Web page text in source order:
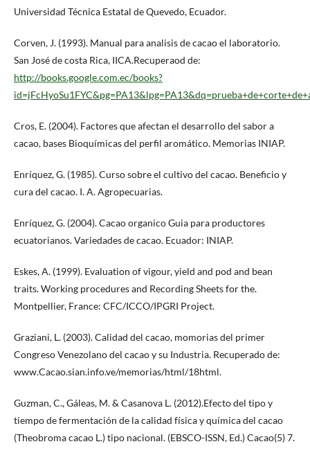
Universidad Técnica Estatal de Quevedo, Ecuador.
Corven, J. (1993). Manual para analisis de cacao el laboratorio.
San José de costa Rica, IICA.Recuperaod de:
http://books.google.com.ec/books?
Cros, E. (2004). Factores que afectan el desarrollo del sabor a
cacao, bases Bioquímicas del perfil aromático. Memorias INIAP.
Enríquez, G. (1985). Curso sobre el cultivo del cacao. Beneficio y
cura del cacao. I. A. Agropecuarias.
Enríquez, G. (2004). Cacao organico Guia para productores
ecuatorianos. Variedades de cacao. Ecuador: INIAP.
Eskes, A. (1999). Evaluation of vigour, yield and pod and bean
traits. Working procedures and Recording Sheets for the.
Montpellier, France: CFC/ICCO/IPGRI Project.
Graziani, L. (2003). Calidad del cacao, momorias del primer
Congreso Venezolano del cacao y su Industria. Recuperado de:
www.Cacao.sian.info.ve/memorias/html/18html.
Guzman, C., Gáleas, M. & Casanova L. (2012).Efecto del tipo y
tiempo de fermentación de la calidad física y química del cacao
(Theobroma cacao L.) tipo nacional. (EBSCO-ISSN, Ed.) Cacao(5) 7.